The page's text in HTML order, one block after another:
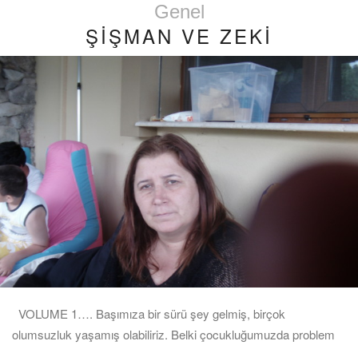
Genel
ŞİŞMAN VE ZEKİ
VOLUME 1…. Başımıza bir sürü şey gelmiş, birçok
olumsuzluk yaşamış olabiliriz. Belki çocukluğumuzda problem